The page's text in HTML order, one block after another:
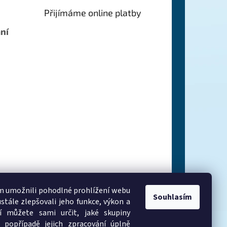
umožnili pohodlné prohlížení webu
zlepšovali jeho funkce, výkon a
můžete sami určit, jaké skupiny
jejich zpracování úplně
Souhlasím
Přijímáme online platby